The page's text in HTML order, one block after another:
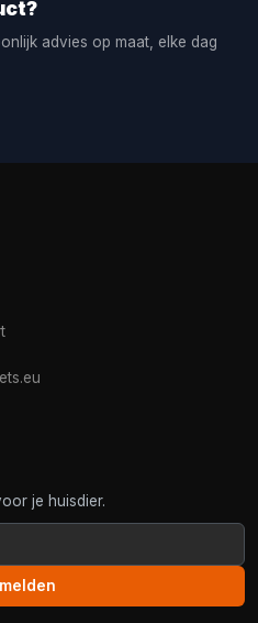
advies op maat, elke dag
je huisdier.